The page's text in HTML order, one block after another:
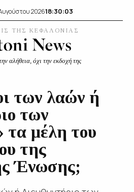
202618:30:04
ΤΗΣ ΚΕΦΑΛΟΝΙΑΣ
αλήθεια, όχι την εκδοχή της
των λαών ή
των
τα μέλη του
της
Ένωσης;